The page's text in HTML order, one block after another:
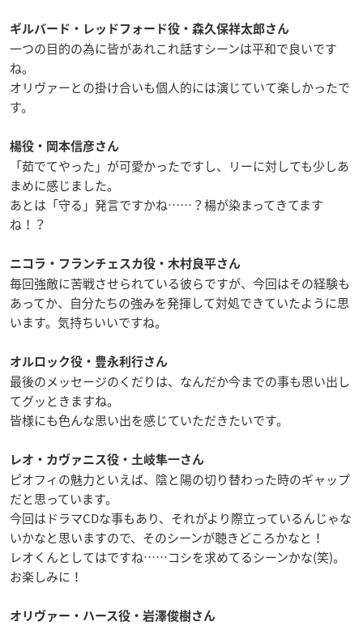
ギルバード・レッドフォード役・森久保祥太郎さん
一つの目的の為に皆があれこれ話すシーンは平和で良いです
ね。
オリヴァーとの掛け合いも個人的には演じていて楽しかったで
す。
楊役・岡本信彦さん
「茹でてやった」が可愛かったですし、リーに対しても少しあ
まめに感じました。
あとは「守る」発言ですかね…… ？楊が染まってきてます
ね！？
ニコラ・フランチェスカ役・木村良平さん
毎回強敵に苦戦させられている彼らですが、今回はその経験も
あってか、自分たちの強みを発揮して対処できていたように思
います。気持ちいいですね。
オルロック役・豊永利行さん
最後のメッセージのくだりは、なんだか今までの事も思い出し
てグッときますね。
皆様にも色んな思い出を感じていただきたいです。
レオ・カヴァニス役・土岐隼一さん
ピオフィの魅力といえば、陰と陽の切り替わった時のギャップ
だと思っています。
今回はドラマCDな事もあり、それがより際立っているんじゃな
いかなと思いますので、そのシーンが聴きどころかなと！
レオくんとしてはですね……コシを求めてるシーンかな(笑)。
お楽しみに！
オリヴァー・ハース役・岩澤俊樹さん